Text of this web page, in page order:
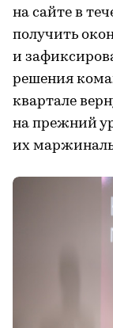
на сайте в
получить
и
решения
квартале
на прежний
их